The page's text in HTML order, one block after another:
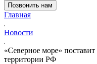
Позвонить нам
Главная
Новости
«Северное море»
территории РФ